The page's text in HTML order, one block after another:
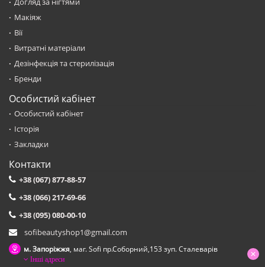
Макіяж
Вії
Витратні матеріали
Дезінфекція та стерилізація
Бренди
Особистий кабінет
Особистий кабінет
Історія
Закладки
Контакти
+38 (067) 877-88-57
+38 (066) 217-69-66
+38 (095) 080-00-10
sofibeautyshop1@gmail.com
м. Запоріжжя, маг. Sofi пр.Соборний,153 зуп. Сталеварiв
Інші адреси